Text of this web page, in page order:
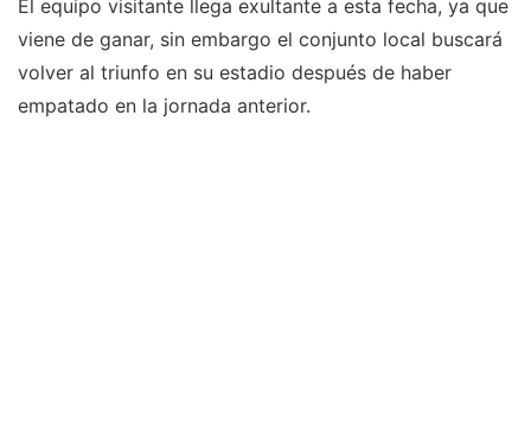
El equipo visitante llega exultante a esta fecha, ya que
viene de ganar, sin embargo el conjunto local buscará
volver al triunfo en su estadio después de haber
empatado en la jornada anterior.